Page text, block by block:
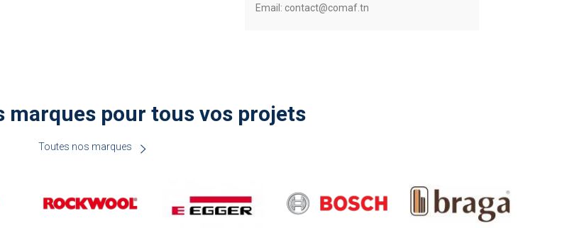
Email: contact@comaf.tn
marques pour tous vos projets
Toutes nos marques